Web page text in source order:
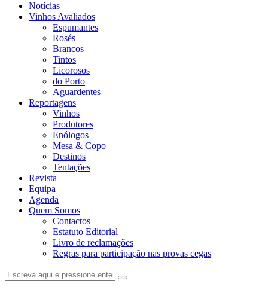
Notícias
Vinhos Avaliados
Espumantes
Rosés
Brancos
Tintos
Licorosos
do Porto
Aguardentes
Reportagens
Vinhos
Produtores
Enólogos
Mesa & Copo
Destinos
Tentações
Revista
Equipa
Agenda
Quem Somos
Contactos
Estatuto Editorial
Livro de reclamações
Regras para participação nas provas cegas